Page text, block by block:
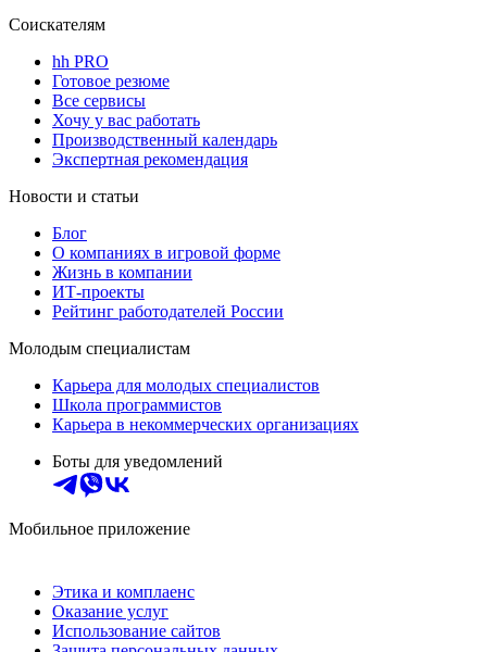
Соискателям
hh PRO
Готовое резюме
Все сервисы
Хочу у вас работать
Производственный календарь
Экспертная рекомендация
Новости и статьи
Блог
О компаниях в игровой форме
Жизнь в компании
ИТ-проекты
Рейтинг работодателей России
Молодым специалистам
Карьера для молодых специалистов
Школа программистов
Карьера в некоммерческих организациях
Боты для уведомлений
Мобильное приложение
Этика и комплаенс
Оказание услуг
Использование сайтов